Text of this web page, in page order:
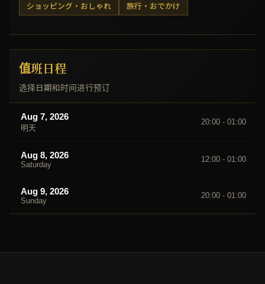
ショッピング・おしゃれ 旅行・おでかけ
值班日程
选择日期和时间进行预订
Aug 7, 2026
明天
20:00 - 01:00
Aug 8, 2026
Saturday
12:00 - 01:00
Aug 9, 2026
Sunday
20:00 - 01:00